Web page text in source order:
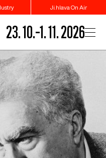
Ji.hlava On Air
23. 10.–1. 11. 2026